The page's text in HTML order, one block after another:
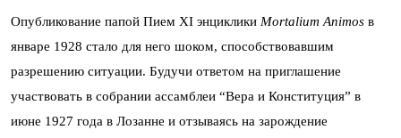
Опубликование папой Пием XI энциклики Mortalium Animos в
январе 1928 стало для него шоком, способствовавшим
разрешению ситуации. Будучи ответом на приглашение
участвовать в собрании ассамблеи “Вера и Конституция” в
июне 1927 года в Лозанне и отзываясь на зарождение